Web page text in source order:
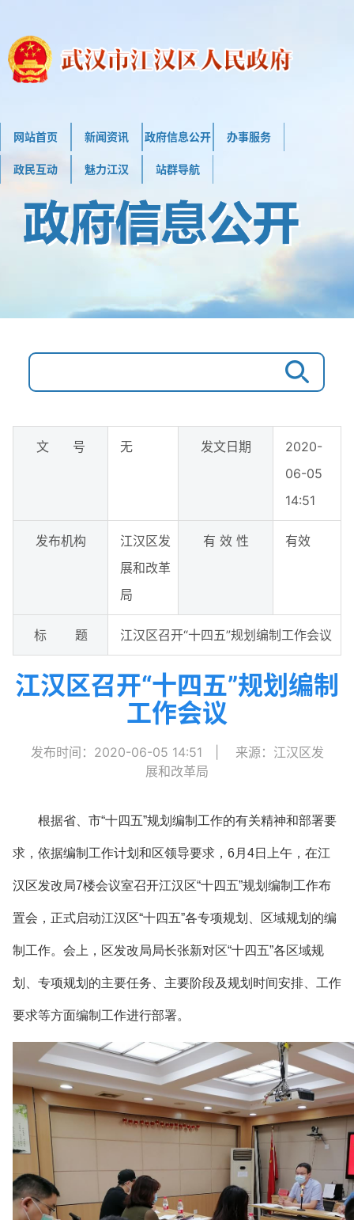
网站首页 新闻资讯 政府信息公开 办事服务
政民互动 魅力江汉 站群导航
文 号 无 发文日期
2020-
06-05
14:51
发布机构
江汉区发
展和改革
局
有 效 性 有效
标 题 江汉区召开“十四五”规划编制工作会议
江汉区召开“十四五”规划编制
工作会议
发布时间：2020-06-05 14:51
来源：江汉区发
展和改革局
根据省、市“十四五”规划编制工作的有关精神和部署要
求，依据编制工作计划和区领导要求，6月4日上午，在江
汉区发改局7楼会议室召开江汉区“十四五”规划编制工作布
置会，正式启动江汉区“十四五”各专项规划、区域规划的编
制工作。会上，区发改局局长张新对区“十四五”各区域规
划、专项规划的主要任务、主要阶段及规划时间安排、工作
要求等方面编制工作进行部署。